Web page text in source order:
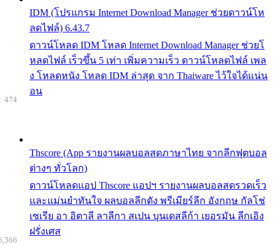
IDM (โปรแกรม Internet Download Manager ช่วยดาวน์โห
ลดไฟล์) 6.43.7
ดาวน์โหลด IDM โหลด Internet Download Manager ช่วยโ
หลดไฟล์ เร็วขึ้น 5 เท่า เพิ่มความเร็ว ดาวน์โหลดไฟล์ เพล
ง โหลดหนัง โหลด IDM ล่าสุด จาก Thaiware ไว้ใจได้แน่น
อน
Thscore (App รายงานผลบอลสดภาษาไทย จากลีกฟุตบอล
ต่างๆ ทั่วโลก)
ดาวน์โหลดแอป Thscore แอปฯ รายงานผลบอลสดรวดเร็ว
และแม่นยำทันใจ ผลบอลลีกดัง พรีเมียร์ลีก อังกฤษ กัลโช่
เซเรีย อา อิตาลี ลาลีกา สเปน บุนเดสลีก้า เยอรมัน ลีกเอิง
ฝรั่งเศส
474